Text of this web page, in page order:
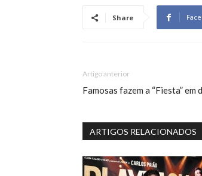
Share
Artigo anterior
Famosas fazem a “Fiesta” em
ARTIGOS RELACIONADOS